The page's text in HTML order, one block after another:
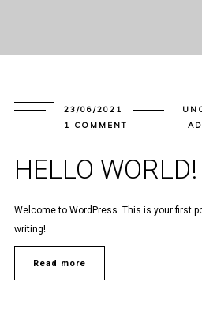
23/06/2021
1 COMMENT
HELLO WORLD!
Welcome to WordPress. This is your first
writing!
Read more